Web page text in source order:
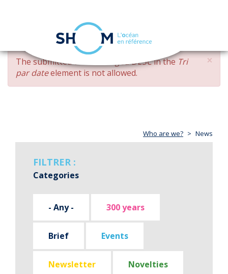
Skip
main
content
navigation
×
ERROR
MESSAGE
The submitted value changed DESCin the Tri
par dateelement is not allowed.
Who are we? News
FILTRER :
Categories
- Any - 300 years
Brief Events
Newsletter Novelties